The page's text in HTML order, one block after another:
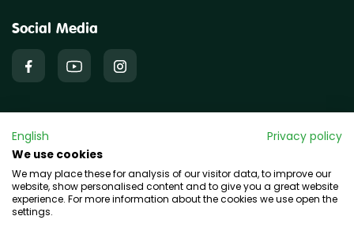
Social Media
English
Privacy policy
We use cookies
We may place these for analysis of our visitor data, to improve our
website, show personalised content and to give you a great website
experience. For more information about the cookies we use open the
settings.